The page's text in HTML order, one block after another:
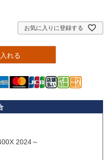
お気に入りに登録する
れる
2024～